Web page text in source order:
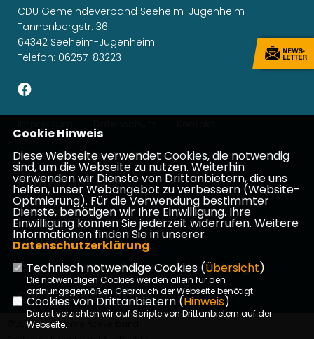
CDU Gemeindeverband Seeheim-Jugenheim
Tannenbergstr. 36
64342 Seeheim-Jugenheim
Telefon: 06257-83223
Michael Gahler, MdEP
Patricia Lips, MdB
Ina Dürr, MdL
CDU Hessen
CDU Kreisverband Darmstadt-Dieburg
CDU Kreistagsfraktion
©2026 CDU Gemeindeverband
Cookie Hinweis
Diese Webseite verwendet Cookies, die notwendig
sind, um die Webseite zu nutzen. Weiterhin
verwenden wir Dienste von Drittanbietern, die uns
helfen, unser Webangebot zu verbessern (Website-
Optmierung). Für die Verwendung bestimmter
Dienste, benötigen wir Ihre Einwilligung. Ihre
Einwilligung können Sie jederzeit widerrufen. Weitere
Informationen finden Sie in unserer
Datenschutzerklärung.
Technisch notwendige Cookies (Übersicht)
Die notwendigen Cookies werden allein für den
ordnungsgemäßen Gebrauch der Webseite benötigt.
Cookies von Drittanbietern (Hinweis)
Derzeit verzichten wir auf Scripte von Drittanbietern auf der
Webseite.